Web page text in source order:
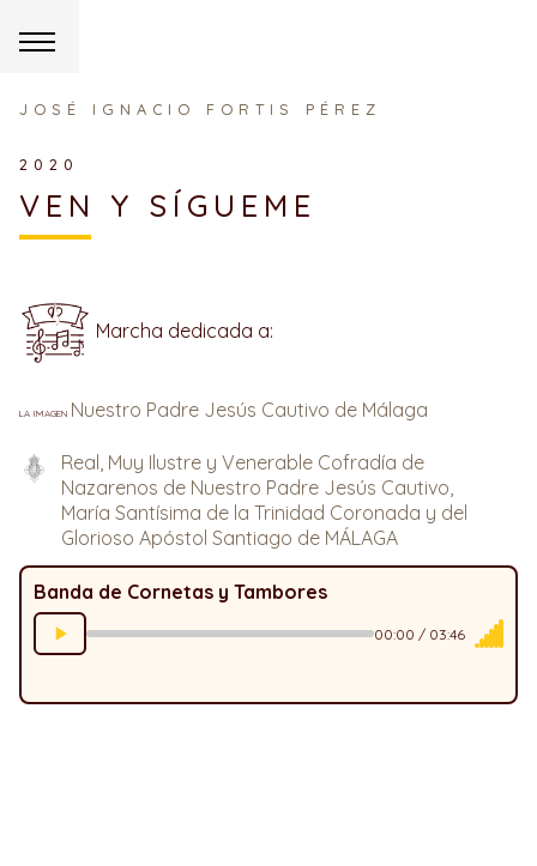
JOSÉ IGNACIO FORTIS PÉREZ
2020
VEN Y SÍGUEME
Marcha dedicada a:
la imagen Nuestro Padre Jesús Cautivo de Málaga
Real, Muy Ilustre y Venerable Cofradía de
Nazarenos de Nuestro Padre Jesús Cautivo,
María Santísima de la Trinidad Coronada y del
Glorioso Apóstol Santiago de MÁLAGA
Banda de Cornetas y Tambores
00:00 / 03:46